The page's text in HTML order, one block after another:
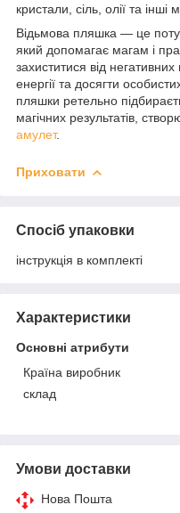
кристали, сіль, олії та інші
Відьмова пляшка — це
який допомагає магам і
захиститися від негативних
енергії та досягти
пляшки ретельно
магічних результатів,
амулет.
Приховати
Спосіб упаковки
інструкція в комплекті
Характеристики
Основні атрибути
Країна виробник
склад
Умови доставки
Нова Пошта